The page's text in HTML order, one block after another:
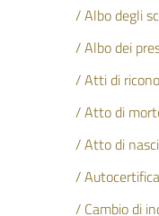
/ Albo degli
/ Albo dei
/ Atti di
/ Atto di
/ Atto di
/
/ Cambio di